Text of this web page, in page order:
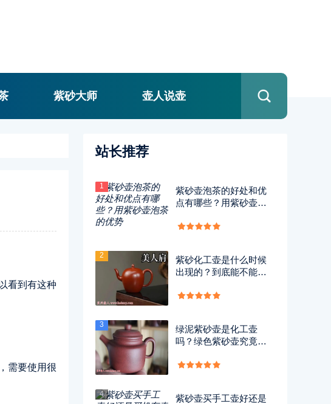
紫砂大师 壶人说壶
看到有这种
需要使用很
站长推荐
1
紫砂壶泡茶的好处和优
点有哪些？用紫砂壶泡
2
紫砂化工壶是什么时候
出现的？到底能不能
3
绿泥紫砂壶是化工壶
吗？绿色紫砂壶究竟有
4
紫砂壶买手工壶好还是